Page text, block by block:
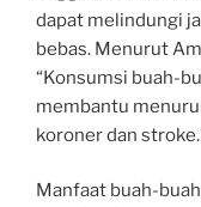
dapat melindungi
bebas. Menurut
“Konsumsi buah-
membantu
koroner dan
Manfaat buah-